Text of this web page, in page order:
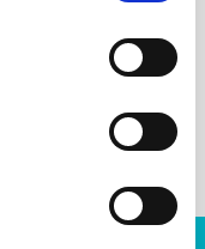
Terms & Conditionsare
of any discrepancy